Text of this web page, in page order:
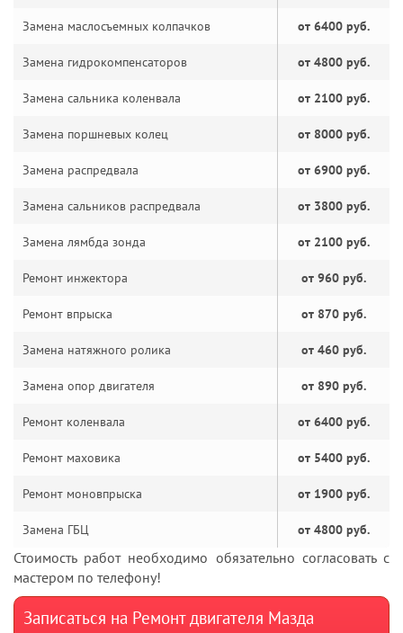
Замена маслосъемных колпачков от 6400 руб.
Замена гидрокомпенсаторов от 4800 руб.
Замена сальника коленвала от 2100 руб.
Замена поршневых колец от 8000 руб.
Замена распредвала от 6900 руб.
Замена сальников распредвала от 3800 руб.
Замена лямбда зонда от 2100 руб.
Ремонт инжектора от 960 руб.
Ремонт впрыска от 870 руб.
Замена натяжного ролика от 460 руб.
Замена опор двигателя от 890 руб.
Ремонт коленвала от 6400 руб.
Ремонт маховика от 5400 руб.
Ремонт моновпрыска от 1900 руб.
Замена ГБЦ от 4800 руб.
Стоимость работ необходимо обязательно согласовать с
мастером по телефону!
Записаться на Ремонт двигателя Мазда